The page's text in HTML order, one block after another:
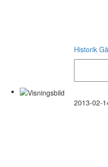
Historik
2013-02-